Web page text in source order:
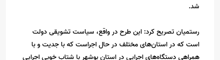
شد.
رستمیان تصریح کرد: این طرح در واقع، سیاست تشویقی دولت
است که در استان‌های مختلف در حال اجراست که با جدیت و با
همراهی دستگاه‌های اجرایی در استان بوشهر با شتاب خوبی اجرایی